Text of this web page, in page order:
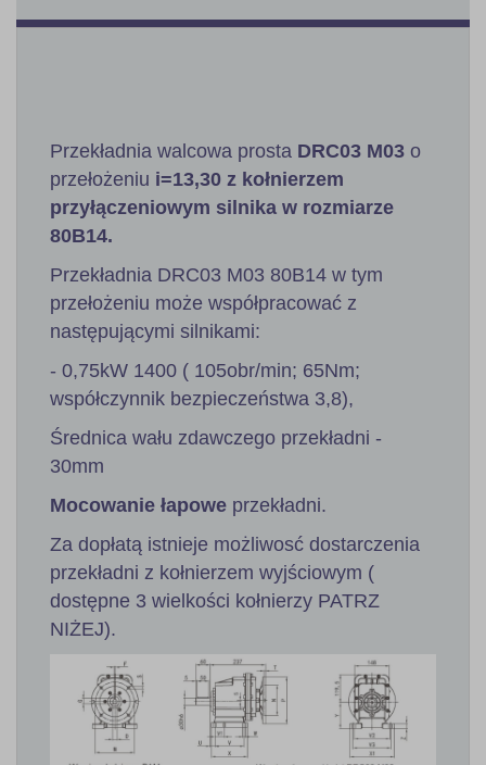
Przekładnia walcowa prosta DRC03 M03 o
przełożeniu i=13,30 z kołnierzem
przyłączeniowym silnika w rozmiarze
80B14.
Przekładnia DRC03 M03 80B14 w tym
przełożeniu może współpracować z
następującymi silnikami:
- 0,75kW 1400 ( 105obr/min; 65Nm;
współczynnik bezpieczeństwa 3,8),
Średnica wału zdawczego przekładni -
30mm
Mocowanie łapowe przekładni.
Za dopłatą istnieje możliwosć dostarczenia
przekładni z kołnierzem wyjściowym (
dostępne 3 wielkości kołnierzy PATRZ
NIŻEJ).